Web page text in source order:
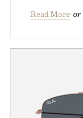
Read More or